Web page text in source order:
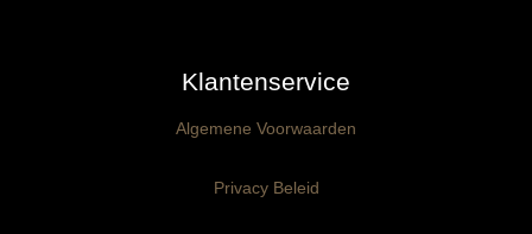
3mm dik
6mm dik
Kant-en-Klaar panelen
3mm dik
6mm dik
Ophangklaar panelen
Maatwerk
Klantenservice
Algemene Voorwaarden
Privacy Beleid